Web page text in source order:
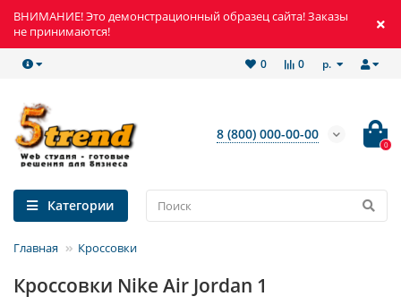
ВНИМАНИЕ! Это демонстрационный образец сайта! Заказы
не принимаются!
р.
0
0
8 (800) 000-00-00
0
Категории
Главная Кроссовки
Кроссовки Nike Air Jordan 1